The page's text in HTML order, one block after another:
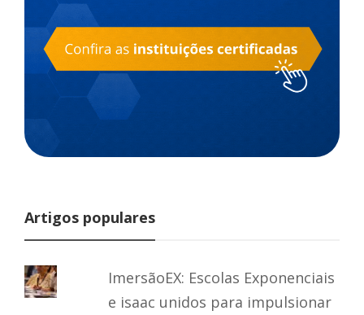
Artigos populares
ImersãoEX: Escolas Exponenciais
e isaac unidos para impulsionar